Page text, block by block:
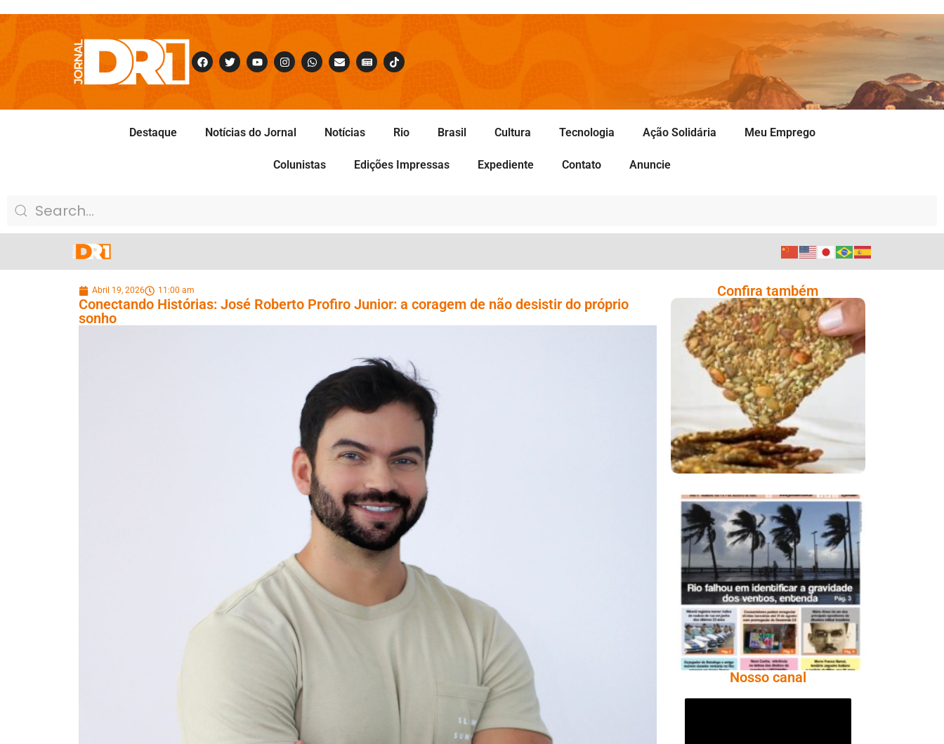
Destaque Notícias do Jornal Notícias Rio Brasil Cultura Tecnologia Ação Solidária Meu Emprego
Colunistas Edições Impressas Expediente Contato Anuncie
Abril 19, 2026 11:00 am
Conectando Histórias: José Roberto Profiro Junior: a coragem de não desistir do próprio
sonho
Confira também
Comer Bem: Cracker
De Sementes
Ano X – Número 366
01 A 07 De Agosto De
2026
Nosso canal